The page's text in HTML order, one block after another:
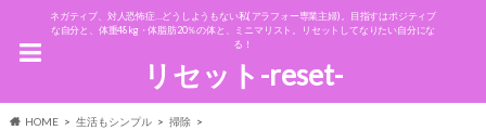
ネガティブ、対人恐怖症…どうしようもない私(アラフォー専業主婦)。目指すはポジティブ
な自分と、体重48kg・体脂肪20％の体と、ミニマリスト。リセットしてなりたい自分にな
る！
リセット-reset-
HOME 生活もシンプル
掃除